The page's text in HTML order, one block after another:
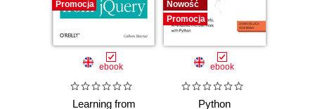
Promocja
ebook
Learning from
Nowość
Promocja
ebook
Python